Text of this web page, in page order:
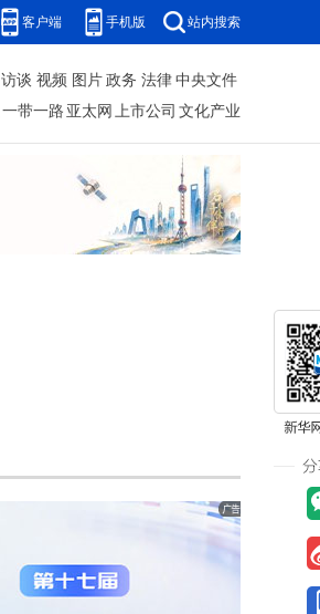
客户端 手机版 站内搜索
访谈 视频 图片 政务 法律 中央文件
一带一路 亚太网 上市公司 文化产业